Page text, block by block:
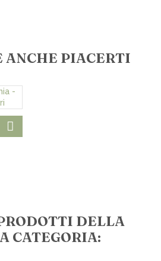
ordini superiori a € 200,00
ANCHE PIACERTI
DELLA
CATEGORIA: